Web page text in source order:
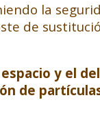
la
de
y el
de